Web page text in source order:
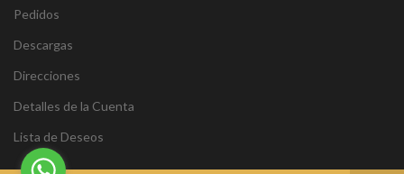
Pedidos
Descargas
Direcciones
Detalles de la Cuenta
Lista de Deseos